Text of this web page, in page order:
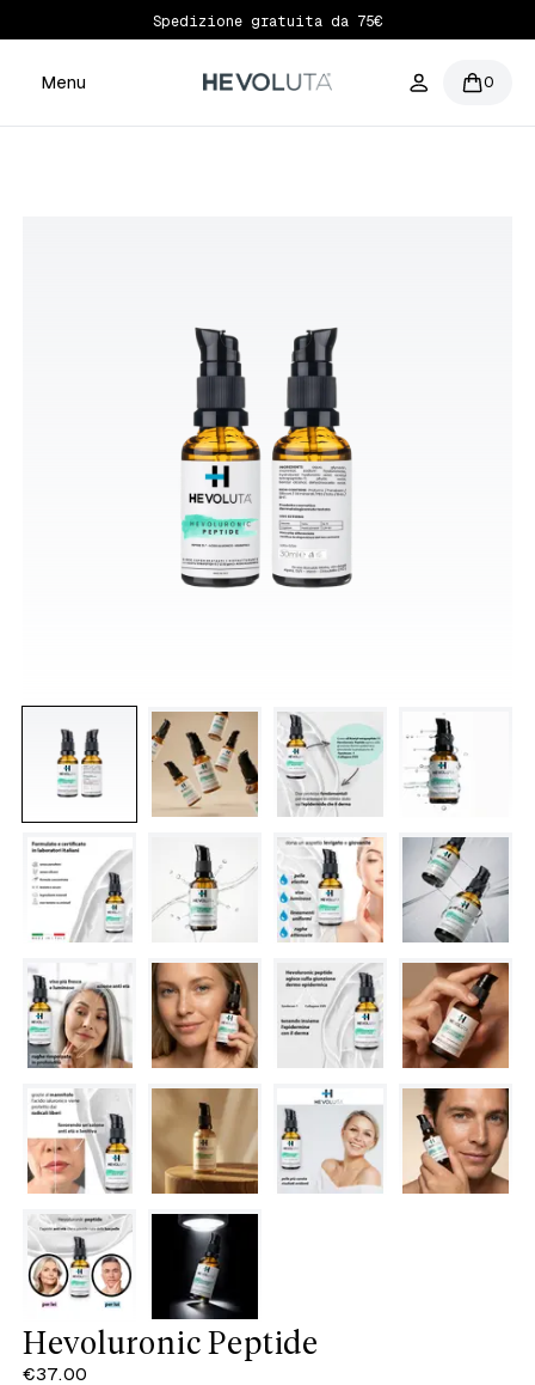
Spedizione gratuita da 75€
Menu 0
Hevoluronic Peptide
€37.00